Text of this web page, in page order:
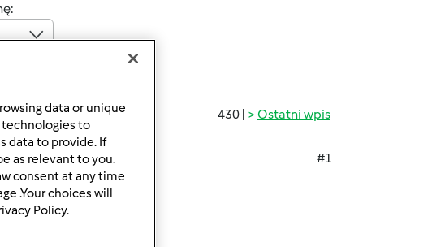
430 | Ostatni wpis
#1
będę uważać.
data or unique
technologies to
data to provide. If
as relevant to you.
consent at any time
.Your choices will
Policy.